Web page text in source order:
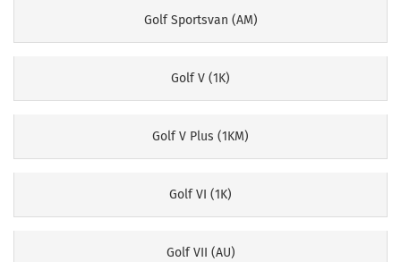
Golf Sportsvan (AM)
Golf V (1K)
Golf V Plus (1KM)
Golf VI (1K)
Golf VII (AU)